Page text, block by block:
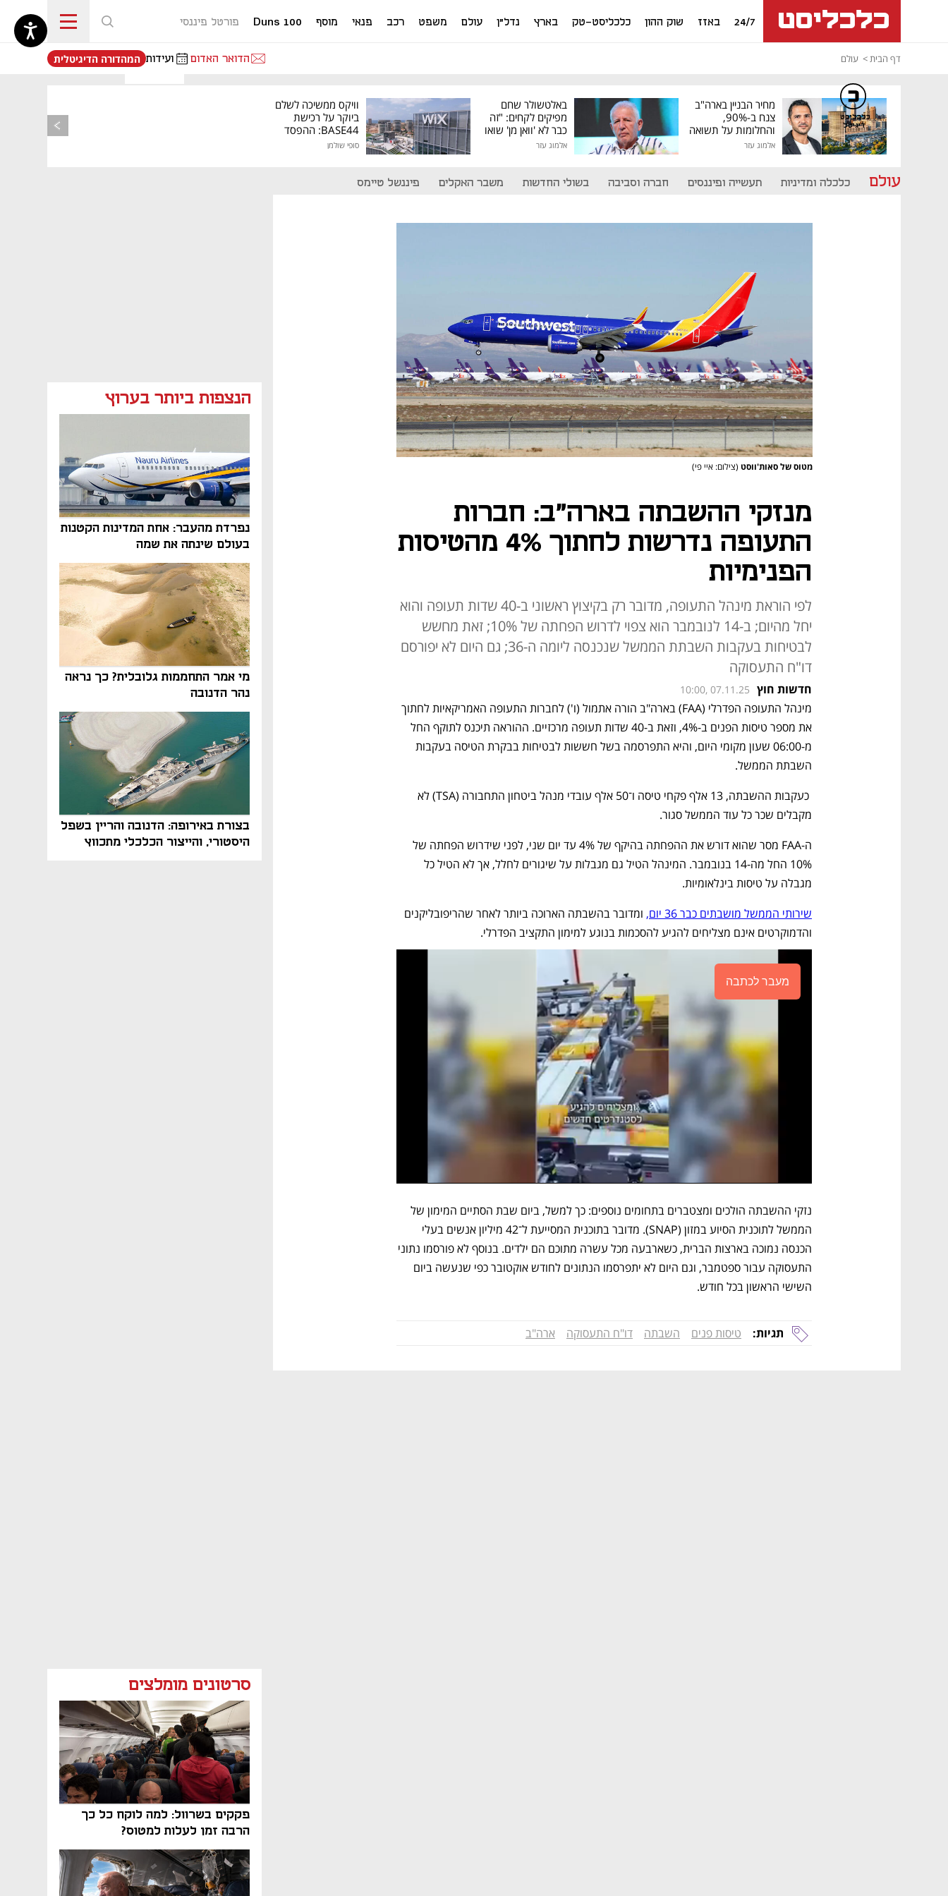
24/7 באזז שוק ההון כלכליסט-טק בארץ נדל"ן עולם משפט רכב פנאי מוסף Duns 100 פורטל פיננסי
דף הבית עולם הדואר האדום ועידות
נפתח בכרטיסייה חדשה
המהדורה הדיגיטלית
מחיר הבניין בארה"ב
צנח ב-90%,
והחלומות על תשואה
גבוהה התנפצו
אלמוג עזר
באלטשולר שחם
מפיקים לקחים: "זה
כבר לא 'וואן מן' שואו
של גילעד"
אלמוג עזר
וויקס ממשיכה לשלם
ביוקר על רכישת
BASE44: ההפסד
סופי שולמן
עולם כלכלה ומדיניות תעשייה ופיננסים חברה וסביבה בשולי החדשות משבר האקלים פיננשל טיימס
הנצפות ביותר בערוץ
נפרדת מהעבר: אחת המדינות הקטנות
בעולם שינתה את שמה
מי אמר התחממות גלובלית? כך נראה
נהר הדנובה
בצורת באירופה: הדנובה והריין בשפל
היסטורי, והייצור הכלכלי מתכווץ
סרטונים מומלצים
פקקים בשרוול: למה לוקח כל כך
הרבה זמן לעלות למטוס?
מטוס של סאות'ווסט (צילום: איי פי)
כלכליסט
דיגיטל
מנזקי ההשבתה בארה"ב: חברות
התעופה נדרשות לחתוך 4% מהטיסות
הפנימיות
לפי הוראת מינהל התעופה, מדובר רק בקיצוץ ראשוני ב-40 שדות תעופה והוא
יחל מהיום; ב-14 לנובמבר הוא צפוי לדרוש הפחתה של 10%; זאת מחשש
לבטיחות בעקבות השבתת הממשל שנכנסה ליומה ה-36; גם היום לא יפורסם
דו"ח התעסוקה
חדשות חוץ 10:00, 07.11.25
השבתת הממשל.
מקבלים שכר כל עוד הממשל סגור.
מגבלה על טיסות בינלאומיות.
שירותי הממשל מושבתים כבר 36 יום,
והדמוקרטים אינם מצליחים להגיע להסכמות בנוגע למימון התקציב הפדרלי.
מעבר לכתבה
השישי הראשון בכל חודש.
תגיות: טיסות פנים השבתה דו"ח התעסוקה ארה"ב